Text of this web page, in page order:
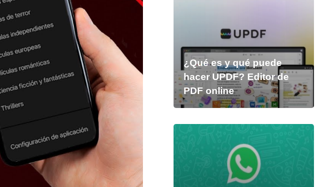
¿Qué es y qué puede
hacer UPDF? Editor de
PDF online